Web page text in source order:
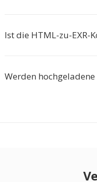
Ist die HTML-zu-EXR-
Werden